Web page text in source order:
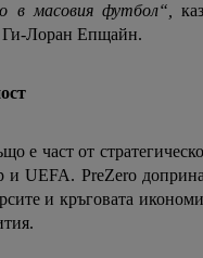
в масовия футбол“,
Ги-Лоран Епщайн.
е част от
и UEFA. PreZero
и кръговата